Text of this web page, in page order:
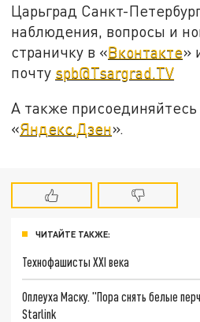
Царьград Санкт-
наблюдения, вопросы и
страничку в «Вконтакте»
почту spb@Tsargrad.TV
А также
«Яндекс.Дзен».
ЧИТАЙТЕ ТАКЖЕ:
Технофашисты XXI века
Оплеуха Маску. "Пора снять белые
Starlink